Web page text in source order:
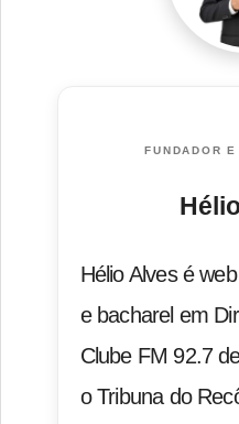
FUNDADOR
Hélio Alves é
e bacharel em
Clube FM 92.7
o Tribuna do